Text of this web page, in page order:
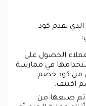
يقدم كود
الحصول على
في ممارسة
من كود خصم
اكتيف.
تم صنعها من